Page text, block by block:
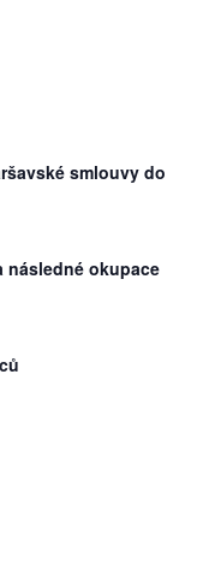
smlouvy do
následné okupace